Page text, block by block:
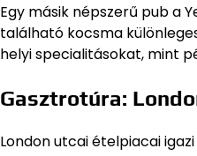
Egy másik népszerű pub a
található kocsma
helyi specialitásokat, mint
Gasztrotúra:
London utcai ételpiacai